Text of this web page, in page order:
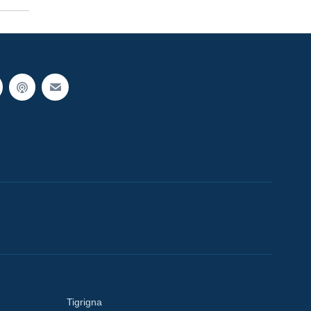
Tigrigna